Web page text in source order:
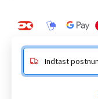
Indtast